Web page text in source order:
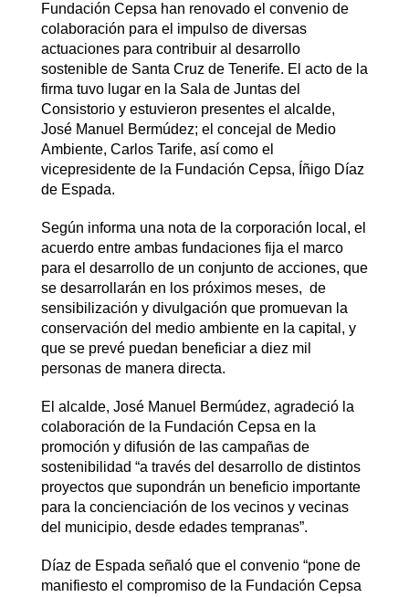
Fundación Cepsa han renovado el convenio de
colaboración para el impulso de diversas
actuaciones para contribuir al desarrollo
sostenible de Santa Cruz de Tenerife. El acto de la
firma tuvo lugar en la Sala de Juntas del
Consistorio y estuvieron presentes el alcalde,
José Manuel Bermúdez; el concejal de Medio
Ambiente, Carlos Tarife, así como el
vicepresidente de la Fundación Cepsa, Íñigo Díaz
de Espada.
Según informa una nota de la corporación local, el
acuerdo entre ambas fundaciones fija el marco
para el desarrollo de un conjunto de acciones, que
se desarrollarán en los próximos meses, de
sensibilización y divulgación que promuevan la
conservación del medio ambiente en la capital, y
que se prevé puedan beneficiar a diez mil
personas de manera directa.
El alcalde, José Manuel Bermúdez, agradeció la
colaboración de la Fundación Cepsa en la
promoción y difusión de las campañas de
sostenibilidad “a través del desarrollo de distintos
proyectos que supondrán un beneficio importante
para la concienciación de los vecinos y vecinas
del municipio, desde edades tempranas”.
Díaz de Espada señaló que el convenio “pone de
manifiesto el compromiso de la Fundación Cepsa